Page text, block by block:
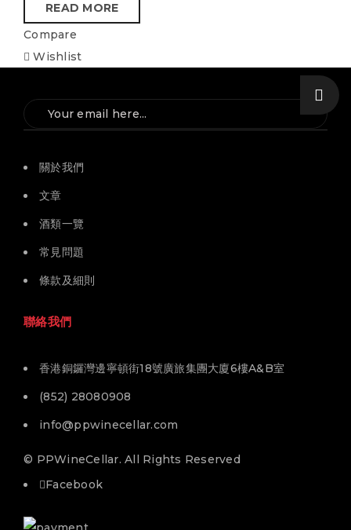
READ MORE
Compare
Wishlist
關於我們
文章
酒類一覽
常見問題
條款及細則
聯絡我們
香港銅鑼灣邊寧頓街18號廣旅集團大廈6樓A&B室
(852) 28080908
info@ppwinecellar.com
© PPWineCellar. All Rights Reserved
Facebook